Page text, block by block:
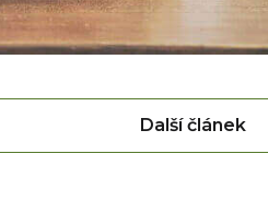
Další článek